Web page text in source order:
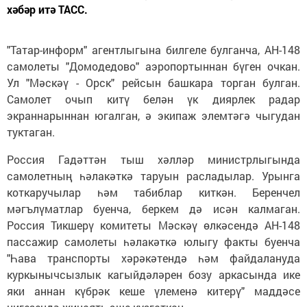
хәбәр итә ТАСС.
"Татар-информ" агентлыгына билгеле булганча, АН-148
самолеты "Домодедово" аэропортыннан бүген очкан.
Ул "Мәскәү - Орск" рейсын башкара торган булган.
Самолет очып китү белән үк диярлек радар
экраннарыннан югалган, ә экипаж элемтәгә чыгудан
туктаган.
Россия Гадәттән тыш хәлләр министрлыгында
самолетның һәлакәткә таруын расладылар. Урынга
коткаручылар һәм табиблар киткән. Беренчел
мәгълүматлар буенча, беркем дә исән калмаган.
Россия Тикшерү комитеты Мәскәү өлкәсендә АН-148
пассажир самолеты һәлакәткә юлыгу факты буенча
"Һава транспорты хәрәкәтендә һәм файдалануда
куркынычсызлык кагыйдәләрен бозу аркасында ике
яки аннан күбрәк кеше үлеменә китерү" маддәсе